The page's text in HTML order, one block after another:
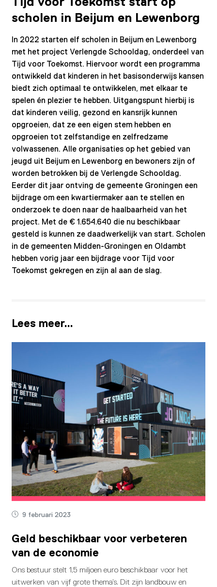
scholen in Beijum en Lewenborg
In 2022 starten elf scholen in Beijum en Lewenborg
met het project Verlengde Schooldag, onderdeel van
Tijd voor Toekomst. Hiervoor wordt een programma
ontwikkeld dat kinderen in het basisonderwijs kansen
biedt zich optimaal te ontwikkelen, met elkaar te
spelen én plezier te hebben. Uitgangspunt hierbij is
dat kinderen veilig, gezond en kansrijk kunnen
opgroeien, dat ze een eigen stem hebben en
opgroeien tot zelfstandige en zelfredzame
volwassenen. Alle organisaties op het gebied van
jeugd uit Beijum en Lewenborg en bewoners zijn of
worden betrokken bij de Verlengde Schooldag.
Eerder dit jaar ontving de gemeente Groningen een
bijdrage om een kwartiermaker aan te stellen en
onderzoek te doen naar de haalbaarheid van het
project. Met de € 1.654.640 die nu beschikbaar
gesteld is kunnen ze daadwerkelijk van start. Scholen
in de gemeenten Midden-Groningen en Oldambt
hebben vorig jaar een bijdrage voor Tijd voor
Toekomst gekregen en zijn al aan de slag.
Lees meer…
9 februari 2023
Geld beschikbaar voor verbeteren
van de economie
Ons bestuur stelt 1,5 miljoen euro beschikbaar voor het
uitwerken van vijf grote thema’s. Dit zijn landbouw en